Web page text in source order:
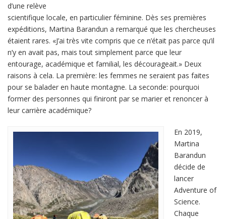
d’une relève
scientifique locale, en particulier féminine. Dès ses premières
expéditions, Martina Barandun a remarqué que les chercheuses
étaient rares. «J’ai très vite compris que ce n’était pas parce qu’il
n’y en avait pas, mais tout simplement parce que leur
entourage, académique et familial, les décourageait.» Deux
raisons à cela. La première: les femmes ne seraient pas faites
pour se balader en haute montagne. La seconde: pourquoi
former des personnes qui finiront par se marier et renoncer à
leur carrière académique?
En 2019,
Martina
Barandun
décide de
lancer
Adventure of
Science.
Chaque